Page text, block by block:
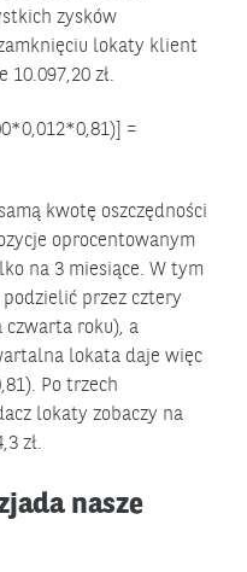
zysków
lokaty klient
10.097,20 zł.
=
kwotę oszczędności
oprocentowanym
na 3 miesiące. W tym
przez cztery
czwarta roku), a
lokata daje więc
Po trzech
lokaty zobaczy na
zł.
nasze